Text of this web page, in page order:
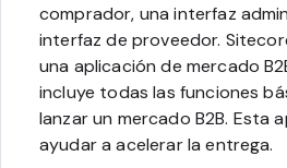
comprador, una interfaz
interfaz de proveedor.
una aplicación de mercado
incluye todas las funciones
lanzar un mercado B2B. Esta
ayudar a acelerar la entrega.